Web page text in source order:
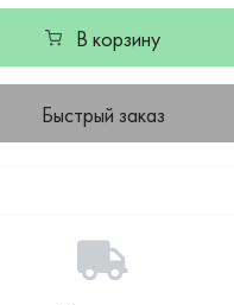
В корзину
Быстрый заказ